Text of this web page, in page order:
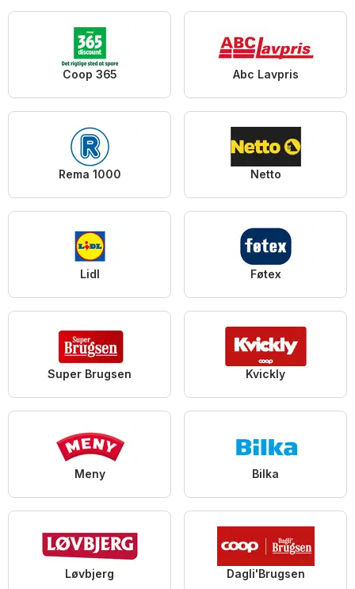
Coop 365 Abc Lavpris
Rema 1000 Netto
Lidl Føtex
Super Brugsen Kvickly
Meny Bilka
Løvbjerg Dagli'Brugsen